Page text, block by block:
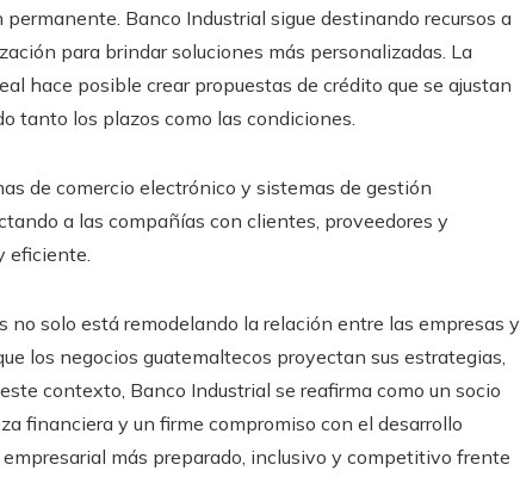
Banco Industrial sigue destinando recursos a
para brindar soluciones más personalizadas. La
hace posible crear propuestas de crédito que se ajustan
tanto los plazos como las condiciones.
de comercio electrónico y sistemas de gestión
a las compañías con clientes, proveedores y
eficiente.
no solo está remodelando la relación entre las empresas y
los negocios guatemaltecos proyectan sus estrategias,
contexto, Banco Industrial se reafirma como un socio
financiera y un firme compromiso con el desarrollo
más preparado, inclusivo y competitivo frente